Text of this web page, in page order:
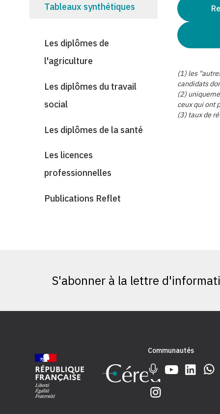
Tableaux synthétiques
Les diplômes de
l'agriculture
Les diplômes du travail
social
Les diplômes de la santé
Les licences
professionnelles
Publications Reflet
(1) les
candidats
(2)
ceux qui ont
(3) taux de
S'abonner à la lettre
Communautés